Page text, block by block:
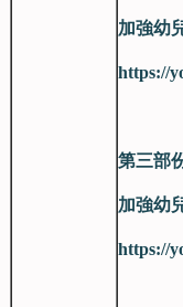
加強幼
https://
第三部
加強幼
https://